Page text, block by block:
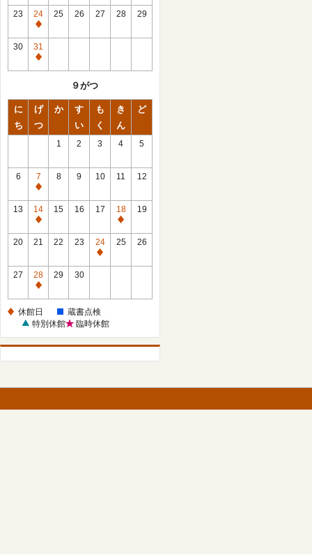
館
日
23
24
休
館
日
25 26 27 28 29
30
31
休
９がつ
に
ち
げ
つ
か
す
い
も
く
き
ん
ど
1 2 3 4 5
6
7
休
館
日
8 9 10 11 12
13
14
休
館
15 16 17
18
休
館
19
20 21 22 23
24
休
25 26
27
28
休
日
29 30
休館日
蔵書点検
特別休館
臨時休館